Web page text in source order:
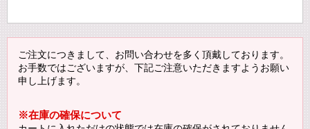
ご注文につきまして、お問い合わせを多く頂戴しております。
お手数ではございますが、下記ご注意いただきますようお願い
申し上げます。
※在庫の確保について